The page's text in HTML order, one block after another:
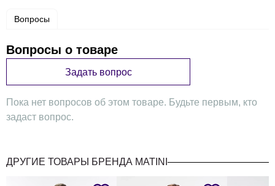
Вопросы
Вопросы о товаре
Задать вопрос
Пока нет вопросов об этом товаре. Будьте первым, кто
задаст вопрос.
ДРУГИЕ ТОВАРЫ БРЕНДА MATINI